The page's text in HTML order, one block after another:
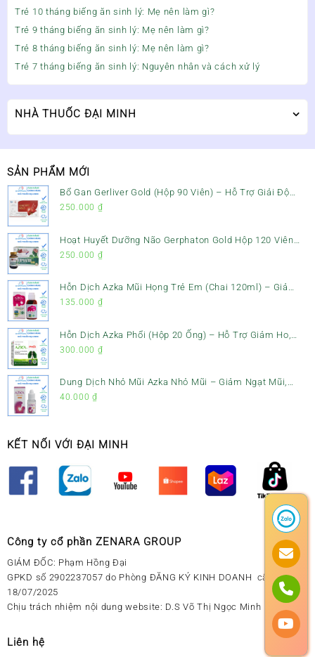
Trẻ 10 tháng biếng ăn sinh lý: Mẹ nên làm gì?
Trẻ 9 tháng biếng ăn sinh lý: Mẹ nên làm gì?
Trẻ 8 tháng biếng ăn sinh lý: Mẹ nên làm gì?
Trẻ 7 tháng biếng ăn sinh lý: Nguyên nhân và cách xử lý
NHÀ THUỐC ĐẠI MINH
SẢN PHẨM MỚI
Bổ Gan Gerliver Gold (Hộp 90 Viên) – Hỗ Trợ Giải Độc
Gan, Mát Gan & Bảo Vệ Gan
250.000 ₫
Hoạt Huyết Dưỡng Não Gerphaton Gold Hộp 120 Viên
– Giảm Đau Đầu, Hoa Mắt, Chóng Mặt & Rối Loạn Tiền
250.000 ₫
Hỗn Dịch Azka Mũi Họng Trẻ Em (Chai 120ml) – Giảm
Ho, Tiêu Đờm & Đau Rát Họng
135.000 ₫
Hỗn Dịch Azka Phổi (Hộp 20 Ống) – Hỗ Trợ Giảm Ho,
Tiêu Đờm & Bổ Phổi
300.000 ₫
Dung Dịch Nhỏ Mũi Azka Nhỏ Mũi – Giảm Ngạt Mũi,
Sổ Mũi Cho Trẻ Sơ Sinh
40.000 ₫
KẾT NỐI VỚI ĐẠI MINH
Công ty cổ phần ZENARA GROUP
GIÁM ĐỐC: Phạm Hồng Đại
GPKD số 2902237057 do Phòng ĐĂNG KÝ KINH DOANH cấp ngày
18/07/2025
Chịu trách nhiệm nội dung website: D.S Võ Thị Ngọc Minh
Liên hệ